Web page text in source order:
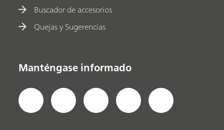
Buscador de accesorios
Quejas y Sugerencias
Manténgase informado